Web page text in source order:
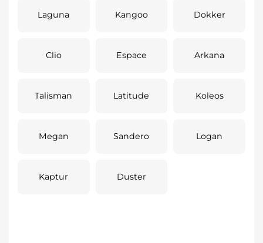
Laguna Kangoo Dokker
Clio Espace Arkana
Talisman Latitude Koleos
Megan Sandero Logan
Kaptur Duster